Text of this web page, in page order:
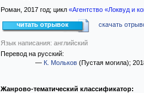
Роман, 2017 год; цикл «Агентство «Локвуд и
читать отрывок скачать
Язык написания: английский
Перевод на русский:
— К. Мольков (Пустая могила);
Жанрово-тематический классификатор: